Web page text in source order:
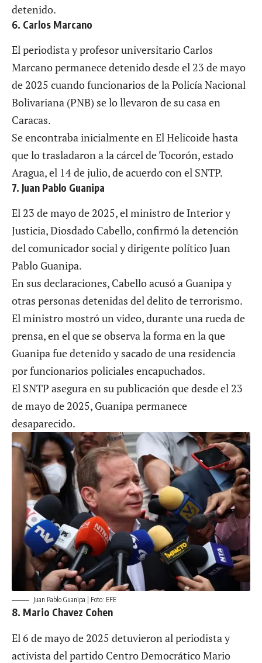
detenido.
6. Carlos Marcano
El periodista y profesor universitario Carlos
Marcano permanece detenido desde el 23 de mayo
de 2025 cuando funcionarios de la Policía Nacional
Bolivariana (PNB) se lo llevaron de su casa en
Caracas.
Se encontraba inicialmente en El Helicoide hasta
que lo trasladaron a la cárcel de Tocorón, estado
Aragua, el 14 de julio, de acuerdo con el SNTP.
7. Juan Pablo Guanipa
El 23 de mayo de 2025, el ministro de Interior y
Justicia, Diosdado Cabello, confirmó la detención
del comunicador social y dirigente políticoJuan
Pablo Guanipa.
En sus declaraciones, Cabello acusó a Guanipa y
otras personas detenidas del delito de terrorismo.
El ministro mostró un video, durante una rueda de
prensa, en el que se observa la forma en la que
Guanipa fue detenido y sacado de una residencia
por funcionarios policiales encapuchados.
El SNTP asegura en su publicación que desde el 23
de mayo de 2025, Guanipa permanece
desaparecido.
Juan Pablo Guanipa | Foto: EFE
8. Mario Chavez Cohen
El 6 de mayo de 2025 detuvieron al periodista y
activista del partido Centro Democrático Mario